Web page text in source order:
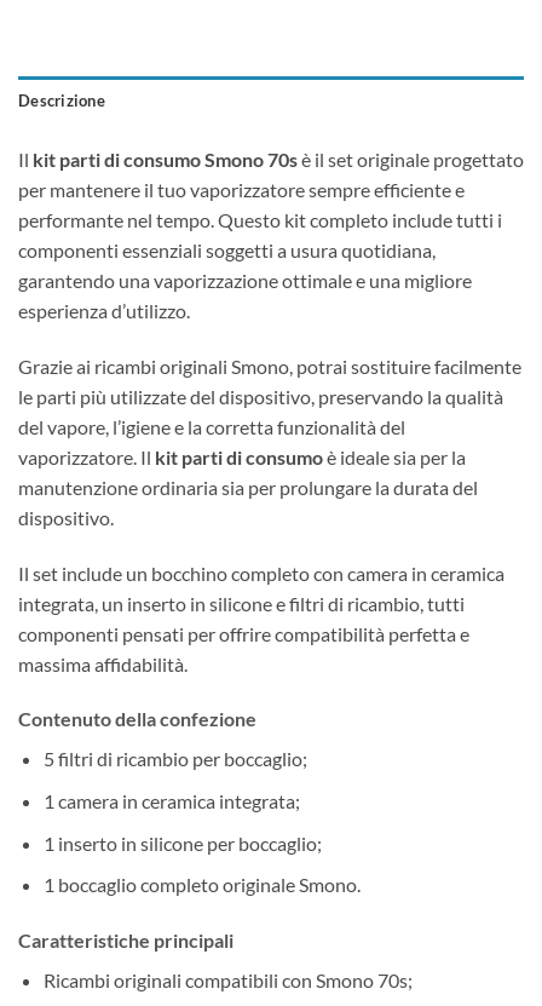
Descrizione
Il kit parti di consumo Smono 70sè il set originale progettato
per mantenere il tuo vaporizzatore sempre efficiente e
performante nel tempo. Questo kit completo include tutti i
componenti essenziali soggetti a usura quotidiana,
garantendo una vaporizzazione ottimale e una migliore
esperienza d’utilizzo.
Grazie ai ricambi originali Smono, potrai sostituire facilmente
le parti più utilizzate del dispositivo, preservando la qualità
del vapore, l’igiene e la corretta funzionalità del
vaporizzatore. Il kit parti di consumoè ideale sia per la
manutenzione ordinaria sia per prolungare la durata del
dispositivo.
Il set include un bocchino completo con camera in ceramica
integrata, un inserto in silicone e filtri di ricambio, tutti
componenti pensati per offrire compatibilità perfetta e
massima affidabilità.
Contenuto della confezione
5 filtri di ricambio per boccaglio;
1 camera in ceramica integrata;
1 inserto in silicone per boccaglio;
1 boccaglio completo originale Smono.
Caratteristiche principali
Ricambi originali compatibili con Smono 70s;